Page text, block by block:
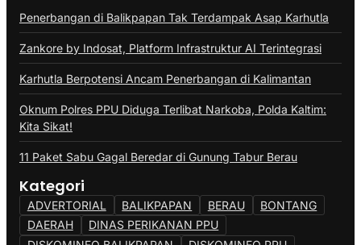
Penerbangan di Balikpapan Tak Terdampak Asap Karhutla
Zankore by Indosat, Platform Infrastruktur AI Terintegrasi
Karhutla Berpotensi Ancam Penerbangan di Kalimantan
Oknum Polres PPU Diduga Terlibat Narkoba, Polda Kaltim:
Kita Sikat!
11 Paket Sabu Gagal Beredar di Gunung Tabur Berau
Kategori
ADVERTORIAL BALIKPAPAN BERAU
BONTANG
DAERAH
DINAS PERIKANAN PPU